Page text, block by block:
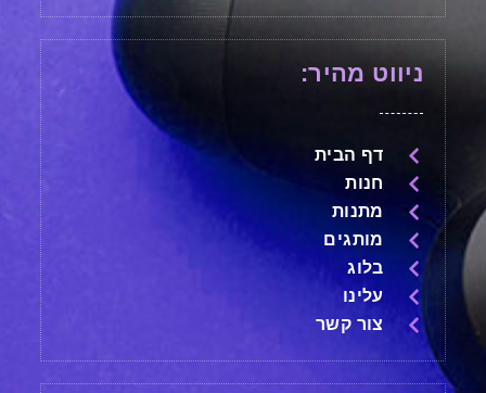
ניווט מהיר:
דף הבית
חנות
מתנות
מותגים
בלוג
עלינו
צור קשר